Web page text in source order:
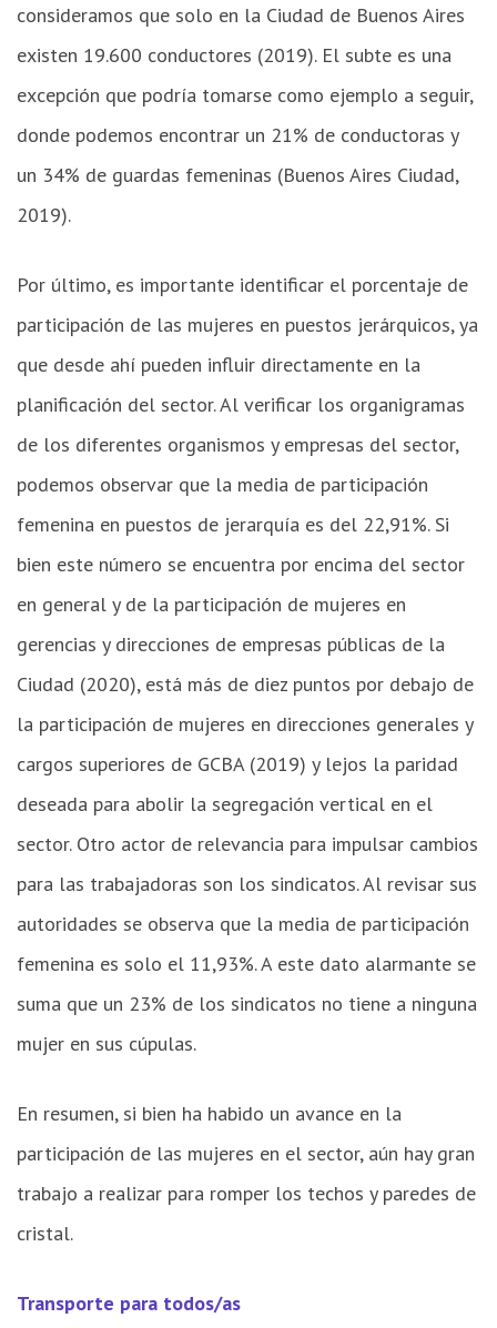
consideramos que solo en la Ciudad de Buenos Aires
existen 19.600 conductores (2019). El subte es una
excepción que podría tomarse como ejemplo a seguir,
donde podemos encontrar un 21% de conductoras y
un 34% de guardas femeninas (Buenos Aires Ciudad,
2019).
Por último, es importante identificar el porcentaje de
participación de las mujeres en puestos jerárquicos, ya
que desde ahí pueden influir directamente en la
planificación del sector. Al verificar los organigramas
de los diferentes organismos y empresas del sector,
podemos observar que la media de participación
femenina en puestos de jerarquía es del 22,91%. Si
bien este número se encuentra por encima del sector
en general y de la participación de mujeres en
gerencias y direcciones de empresas públicas de la
Ciudad (2020), está más de diez puntos por debajo de
la participación de mujeres en direcciones generales y
cargos superiores de GCBA (2019) y lejos la paridad
deseada para abolir la segregación vertical en el
sector. Otro actor de relevancia para impulsar cambios
para las trabajadoras son los sindicatos. Al revisar sus
autoridades se observa que la media de participación
femenina es solo el 11,93%. A este dato alarmante se
suma que un 23% de los sindicatos no tiene a ninguna
mujer en sus cúpulas.
En resumen, si bien ha habido un avance en la
participación de las mujeres en el sector, aún hay gran
trabajo a realizar para romper los techos y paredes de
cristal.
Transporte para todos/as